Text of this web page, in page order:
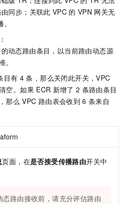
同步；关联此 VPC 的 VPN 网关无
动态路由条目，以当前路由动态源
目有 4 条，那么关闭此开关，VPC
空。如果 ECR 新增了 2 条路由条目
那么 VPC 路由表会收到 6 条来自
页面，在是否接受传播路由开关中
态路由接收前，请充分评估路由